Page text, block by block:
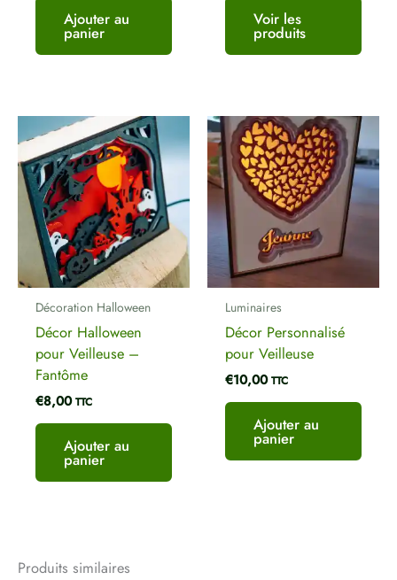
Ajouter au
panier
Voir les
produits
Décoration Halloween
Décor Halloween
pour Veilleuse –
Fantôme
€8,00 TTC
Ajouter au
panier
Luminaires
Décor Personnalisé
pour Veilleuse
€10,00 TTC
Ajouter au
panier
Produits similaires